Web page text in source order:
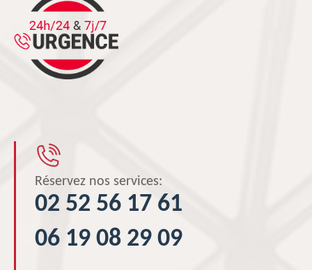
Réservez nos services:
02 52 56 17 61
06 19 08 29 09